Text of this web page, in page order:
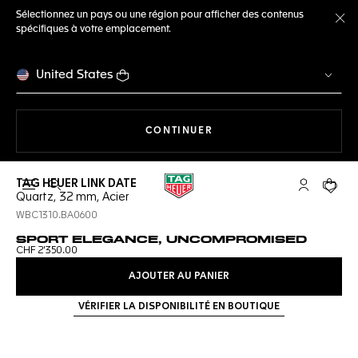
Sélectionnez un pays ou une région pour afficher des contenus
spécifiques à votre emplacement.
United States
CONTINUER
Ouvrir la barre de recherche Compte My
Votre
TAG HEUER LINK DATE
Quartz, 32 mm, Acier
WBC1310.BA0600
SPORT ELEGANCE, UNCOMPROMISED
CHF 2'350.00
AJOUTER AU PANIER
VÉRIFIER LA DISPONIBILITÉ EN BOUTIQUE